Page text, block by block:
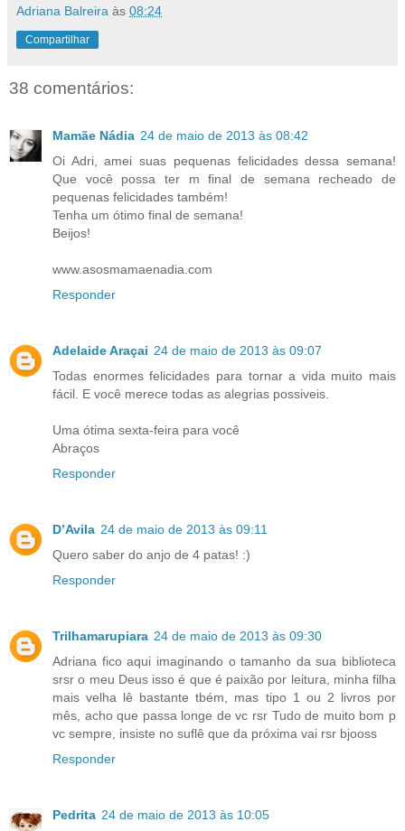
Adriana Balreira às 08:24
Compartilhar
38 comentários:
Mamãe Nádia 24 de maio de 2013 às 08:42
Oi Adri, amei suas pequenas felicidades dessa semana!
Que você possa ter m final de semana recheado de
pequenas felicidades também!
Tenha um ótimo final de semana!
Beijos!
www.asosmamaenadia.com
Responder
Adelaide Araçai 24 de maio de 2013 às 09:07
Todas enormes felicidades para tornar a vida muito mais
fácil. E você merece todas as alegrias possiveis.
Uma ótima sexta-feira para você
Abraços
Responder
D’Avila 24 de maio de 2013 às 09:11
Quero saber do anjo de 4 patas! :)
Responder
Trilhamarupiara 24 de maio de 2013 às 09:30
Adriana fico aqui imaginando o tamanho da sua biblioteca
srsr o meu Deus isso é que é paixão por leitura, minha filha
mais velha lê bastante tbém, mas tipo 1 ou 2 livros por
mês, acho que passa longe de vc rsr Tudo de muito bom p
vc sempre, insiste no suflê que da próxima vai rsr bjooss
Responder
Pedrita 24 de maio de 2013 às 10:05